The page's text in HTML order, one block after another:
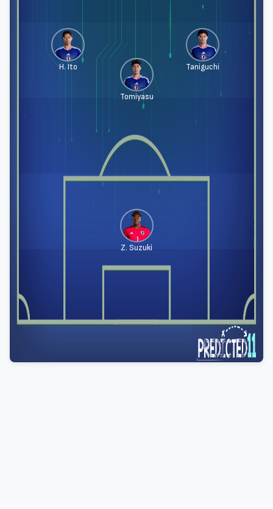
Tomiyasu
H. Ito Taniguchi
Z. Suzuki